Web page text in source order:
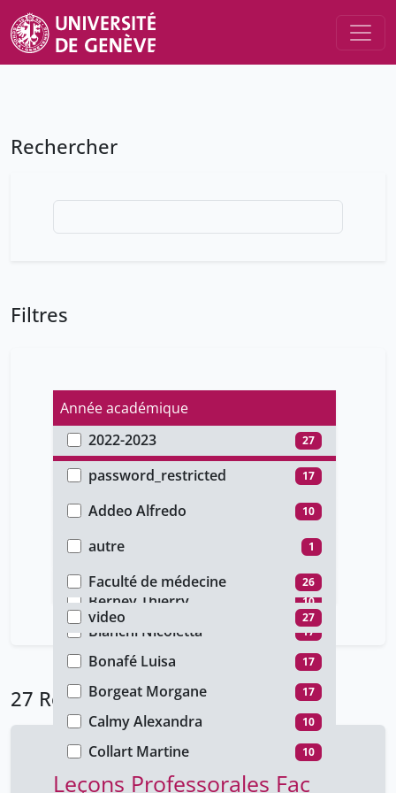
Rechercher
Filtres
Année académique
2022-2023
27
Type d'accès
password_restricted
17
public 10
Auteur
Addeo Alfredo
10
Barazzone Constance 27
Bergeron Anne 10
Berney Thierry 10
Bianchi Nicoletta 17
Bonafé Luisa 17
Borgeat Morgane 17
Calmy Alexandra 10
Collart Martine 10
Crisinel Pierre-Alex 17
Type de document
autre
1
conference 26
Faculté
Faculté de médecine
26
Type de média
video
27
27 Résultats
Leçons Professorales Fac